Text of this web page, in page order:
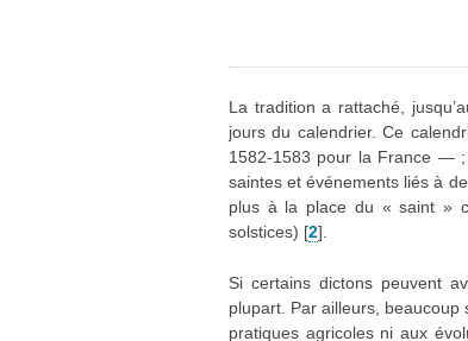
La tradition a rattaché,
jours du calendrier. Ce
1582-1583 pour la France — ;
saintes et événements liés à
plus à la place du « saint »
solstices) [2]
Si certains dictons peuvent
plupart. Par ailleurs,
pratiques agricoles ni aux